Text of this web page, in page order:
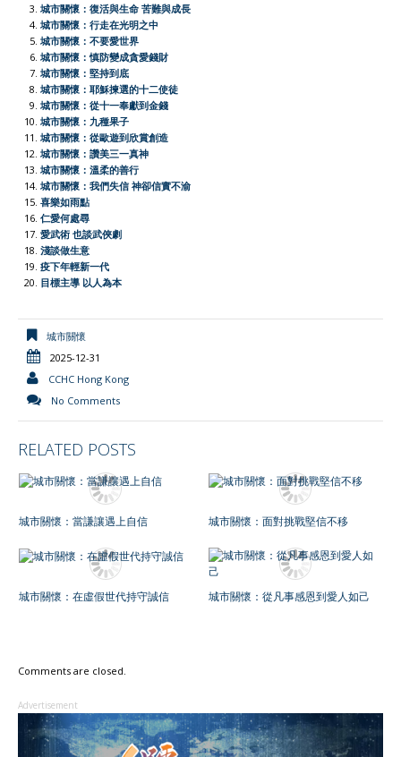
o
o
k
A
p
p
t
e
r
城市關懷：復活與生命 苦難與成長
城市關懷：行走在光明之中
城市關懷：不要愛世界
城市關懷：慎防變成貪愛錢財
城市關懷：堅持到底
城市關懷：耶穌揀選的十二使徒
城市關懷：從十一奉獻到金錢
城市關懷：九種果子
城市關懷：從歐遊到欣賞創造
城市關懷：讚美三一真神
城市關懷：溫柔的善行
城市關懷：我們失信 神卻信實不渝
喜樂如雨點
仁愛何處尋
愛武術 也談武俠劇
淺談做生意
疫下年輕新一代
目標主導 以人為本
城市關懷
2025-12-31
CCHC Hong Kong
No Comments
RELATED POSTS
城市關懷：當謙讓遇上自信 城市關懷：面對挑戰堅信不移
城市關懷：在虛假世代持守誠信 城市關懷：從凡事感恩到愛人如己
Comments are closed.
Advertisement